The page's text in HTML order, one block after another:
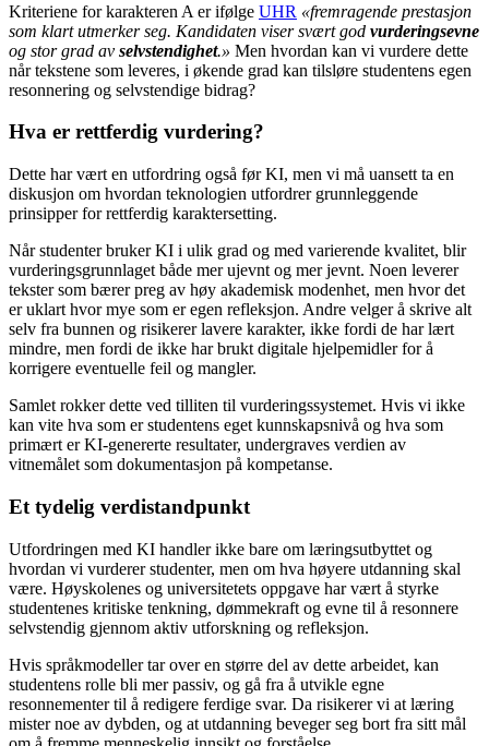
Kriteriene for karakteren A er ifølge UHR «fremragende prestasjon
som klart utmerker seg. Kandidaten viser svært god vurderingsevne
og stor grad av selvstendighet.» Men hvordan kan vi vurdere dette
når tekstene som leveres, i økende grad kan tilsløre studentens egen
resonnering og selvstendige bidrag?
Hva er rettferdig vurdering?
Dette har vært en utfordring også før KI, men vi må uansett ta en
diskusjon om hvordan teknologien utfordrer grunnleggende
prinsipper for rettferdig karaktersetting.
Når studenter bruker KI i ulik grad og med varierende kvalitet, blir
vurderingsgrunnlaget både mer ujevnt og mer jevnt. Noen leverer
tekster som bærer preg av høy akademisk modenhet, men hvor det
er uklart hvor mye som er egen refleksjon. Andre velger å skrive alt
selv fra bunnen og risikerer lavere karakter, ikke fordi de har lært
mindre, men fordi de ikke har brukt digitale hjelpemidler for å
korrigere eventuelle feil og mangler.
Samlet rokker dette ved tilliten til vurderingssystemet. Hvis vi ikke
kan vite hva som er studentens eget kunnskapsnivå og hva som
primært er KI-genererte resultater, undergraves verdien av
vitnemålet som dokumentasjon på kompetanse.
Et tydelig verdistandpunkt
Utfordringen med KI handler ikke bare om læringsutbyttet og
hvordan vi vurderer studenter, men om hva høyere utdanning skal
være. Høyskolenes og universitetets oppgave har vært å styrke
studentenes kritiske tenkning, dømmekraft og evne til å resonnere
selvstendig gjennom aktiv utforskning og refleksjon.
Hvis språkmodeller tar over en større del av dette arbeidet, kan
studentens rolle bli mer passiv, og gå fra å utvikle egne
resonnementer til å redigere ferdige svar. Da risikerer vi at læring
mister noe av dybden, og at utdanning beveger seg bort fra sitt mål